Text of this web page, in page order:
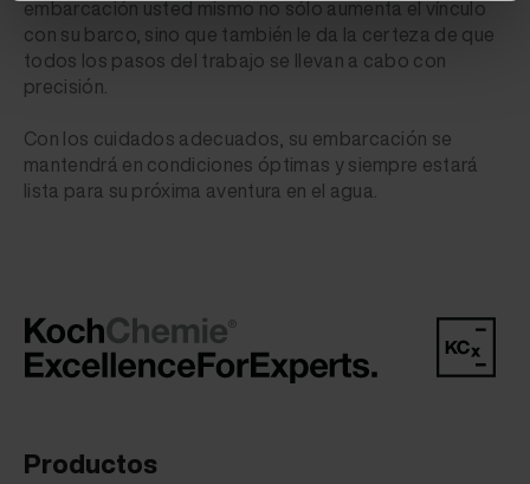
embarcación usted mismo no sólo aumenta el vínculo
con su barco, sino que también le da la certeza de que
todos los pasos del trabajo se llevan a cabo con
precisión.
Con los cuidados adecuados, su embarcación se
mantendrá en condiciones óptimas y siempre estará
lista para su próxima aventura en el agua.
Productos